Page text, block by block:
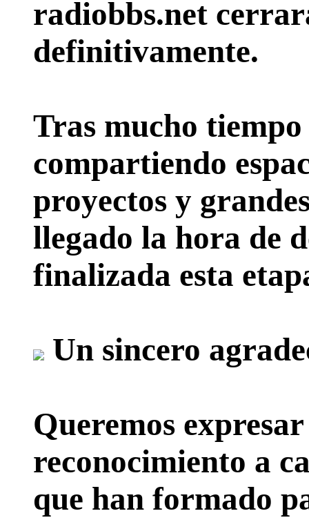
radiobbs.net
definitivamente.
Tras mucho
compartiendo
proyectos y
llegado la hora de
finalizada esta
Un sincero
Queremos
reconocimiento a
que han formado